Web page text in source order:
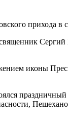
прихода в
иконы